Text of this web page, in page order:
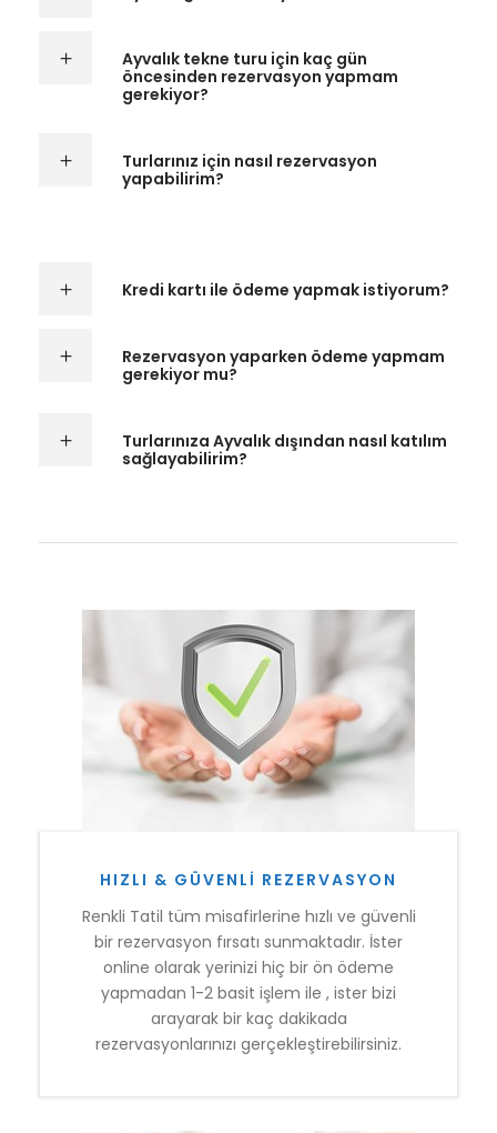
Ayvalık tekne turu için kaç gün
öncesinden rezervasyon yapmam
gerekiyor?
Turlarınız için nasıl rezervasyon
yapabilirim?
Kredi kartı ile ödeme yapmak istiyorum?
Rezervasyon yaparken ödeme yapmam
gerekiyor mu?
Turlarınıza Ayvalık dışından nasıl katılım
sağlayabilirim?
HIZLI & GÜVENLI REZERVASYON
Renkli Tatil tüm misafirlerine hızlı ve güvenli
bir rezervasyon fırsatı sunmaktadır. İster
online olarak yerinizi hiç bir ön ödeme
yapmadan 1-2 basit işlem ile , ister bizi
arayarak bir kaç dakikada
rezervasyonlarınızı gerçekleştirebilirsiniz.